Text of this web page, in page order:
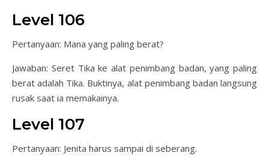
Level 106
Pertanyaan: Mana yang paling berat?
Jawaban: Seret Tika ke alat penimbang badan, yang paling
berat adalah Tika. Buktinya, alat penimbang badan langsung
rusak saat ia memakainya.
Level 107
Pertanyaan: Jenita harus sampai di seberang.